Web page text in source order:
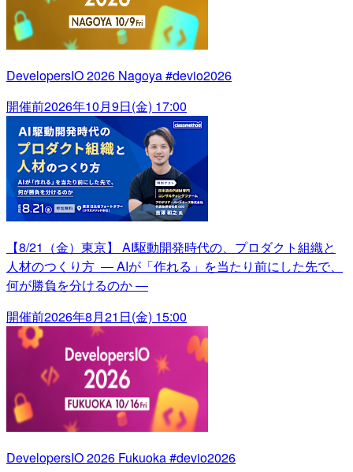
DevelopersIO 2026 Nagoya #devio2026
開催前2026年10月9日(金) 17:00
【8/21（金）東京】 AI駆動開発時代の、プロダクト組織と
人材のつくり方 ― AIが「作れる」を当たり前にした先で、
何が勝負を分けるのか ―
開催前2026年8月21日(金) 15:00
DevelopersIO 2026 Fukuoka #devio2026